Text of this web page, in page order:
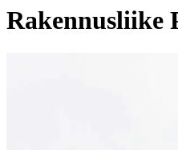
Rakennusliike